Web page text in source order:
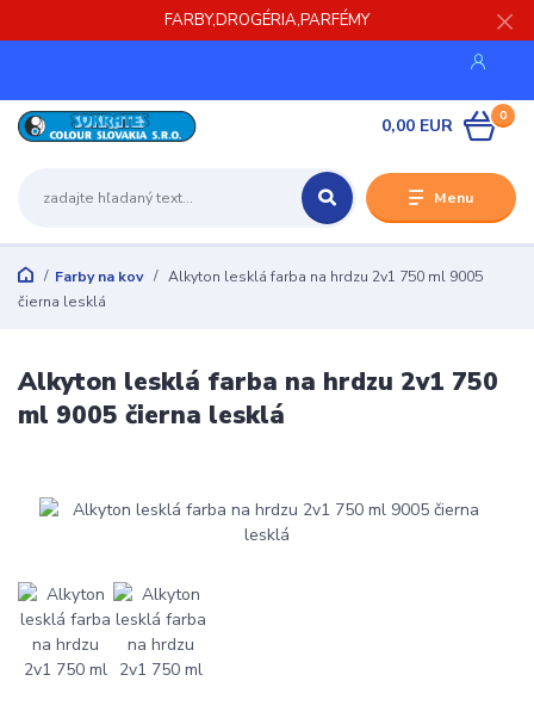
FARBY,DROGÉRIA,PARFÉMY
Menu
0
0,00 EUR
Farby na kov
Alkyton lesklá farba na hrdzu 2v1 750 ml 9005
čierna lesklá
Alkyton lesklá farba na hrdzu 2v1 750
ml 9005 čierna lesklá